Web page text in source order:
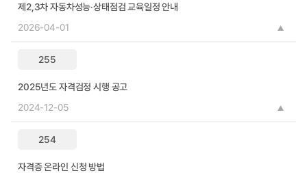
제2,3차 자동차성능‧상태점검 교육일정 안내
2026-04-01
255
2025년도 자격검정 시행 공고
2024-12-05
254
자격증 온라인 신청 방법